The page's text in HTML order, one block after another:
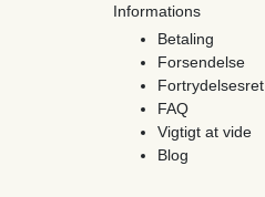
Informations
Betaling
Forsendelse
Fortrydelsesret
FAQ
Vigtigt at vide
Blog